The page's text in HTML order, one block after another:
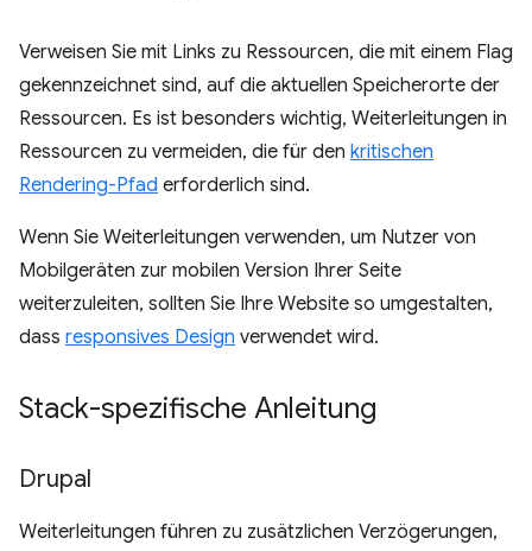
Verweisen Sie mit Links zu Ressourcen, die mit einem Flag
gekennzeichnet sind, auf die aktuellen Speicherorte der
Ressourcen. Es ist besonders wichtig, Weiterleitungen in
Ressourcen zu vermeiden, die für den kritischen
Rendering-Pfad erforderlich sind.
Wenn Sie Weiterleitungen verwenden, um Nutzer von
Mobilgeräten zur mobilen Version Ihrer Seite
weiterzuleiten, sollten Sie Ihre Website so umgestalten,
dass responsives Design verwendet wird.
Stack-spezifische Anleitung
Drupal
Weiterleitungen führen zu zusätzlichen Verzögerungen,